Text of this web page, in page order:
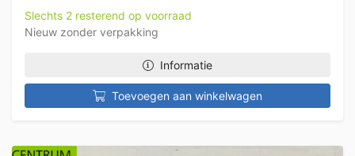
Slechts 2 resterend op voorraad
Nieuw zonder verpakking
Informatie
Toevoegen aan winkelwagen